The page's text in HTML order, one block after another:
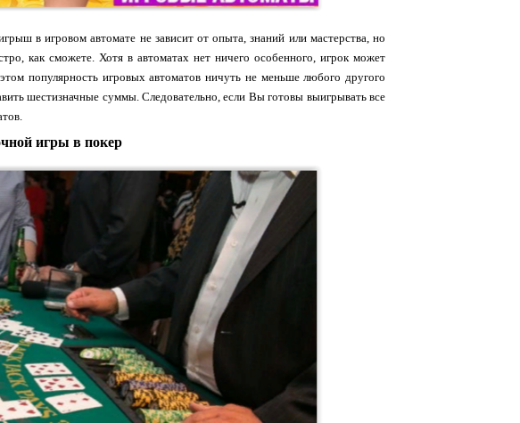
в игровом автомате не зависит от опыта, знаний или мастерства, но
как сможете. Хотя в автоматах нет ничего особенного, игрок может
популярность игровых автоматов ничуть не меньше любого другого
шестизначные суммы. Следовательно, если Вы готовы выигрывать все
игры в покер